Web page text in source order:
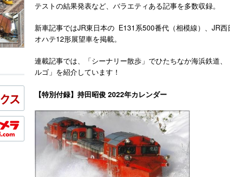
テストの結果発表など、バラエティある記事を多数収録。
新車記事ではJR東日本の E131系500番代（相模線）、JR
オハテ12形展望車を掲載。
連載記事では、「シーナリー散歩」でひたちなか海浜鉄道
ルゴ」を紹介しています！
【特別付録】持田昭俊 2022年カレンダー